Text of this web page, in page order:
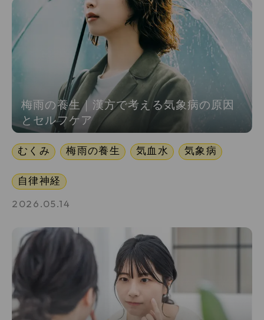
梅雨の養生｜漢方で考える気象病の原因
とセルフケア
むくみ 梅雨の養生 気血水 気象病
自律神経
2026.05.14